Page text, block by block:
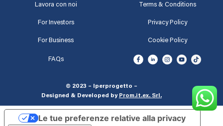
Lavora con noi Terms & Conditions
For Investors Privacy Policy
For Business Cookie Policy
FAQs
© 2023 – Iperprogetto –
Designed & Developed by Prom.it.ex. Srl .
Le tue preferenze relative alla privacy